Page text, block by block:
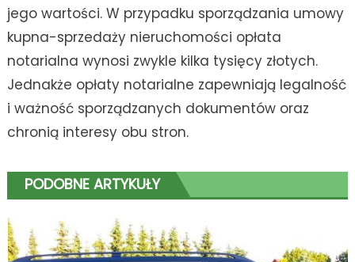
jego wartości. W przypadku sporządzania umowy
kupna-sprzedaży nieruchomości opłata
notarialna wynosi zwykle kilka tysięcy złotych.
Jednakże opłaty notarialne zapewniają legalność
i ważność sporządzanych dokumentów oraz
chronią interesy obu stron.
PODOBNE ARTYKUŁY